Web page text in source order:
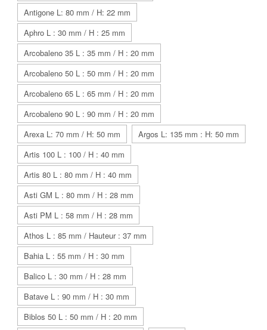
Antigone L: 80 mm / H: 22 mm
Aphro L : 30 mm / H : 25 mm
Arcobaleno 35 L : 35 mm / H : 20 mm
Arcobaleno 50 L : 50 mm / H : 20 mm
Arcobaleno 65 L : 65 mm / H : 20 mm
Arcobaleno 90 L : 90 mm / H : 20 mm
Arexa L: 70 mm / H: 50 mm
Argos L: 135 mm : H: 50 mm
Artis 100 L : 100 / H : 40 mm
Artis 80 L : 80 mm / H : 40 mm
Asti GM L : 80 mm / H : 28 mm
Asti PM L : 58 mm / H : 28 mm
Athos L : 85 mm / Hauteur : 37 mm
Bahia L : 55 mm / H : 30 mm
Balico L : 30 mm / H : 28 mm
Batave L : 90 mm / H : 30 mm
Biblos 50 L : 50 mm / H : 20 mm